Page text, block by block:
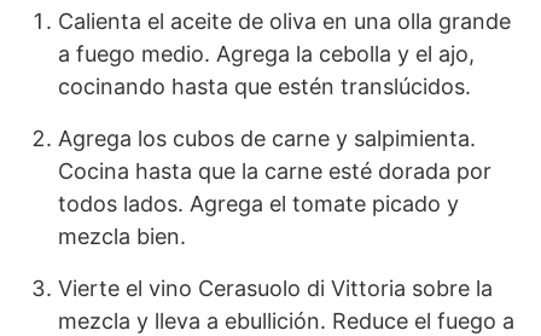
Calienta el aceite de oliva en una olla grande
a fuego medio. Agrega la cebolla y el ajo,
cocinando hasta que estén translúcidos.
Agrega los cubos de carne y salpimienta.
Cocina hasta que la carne esté dorada por
todos lados. Agrega el tomate picado y
mezcla bien.
Vierte el vino Cerasuolo di Vittoria sobre la
mezcla y lleva a ebullición. Reduce el fuego a